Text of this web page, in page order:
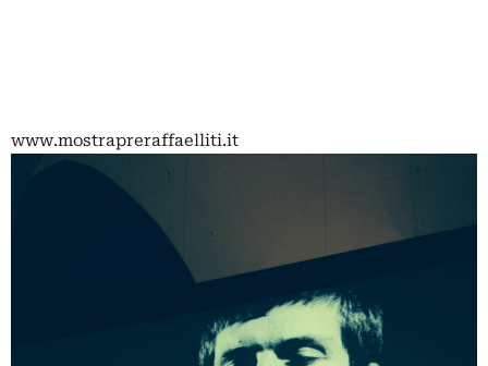
www.mostrapreraffaelliti.it